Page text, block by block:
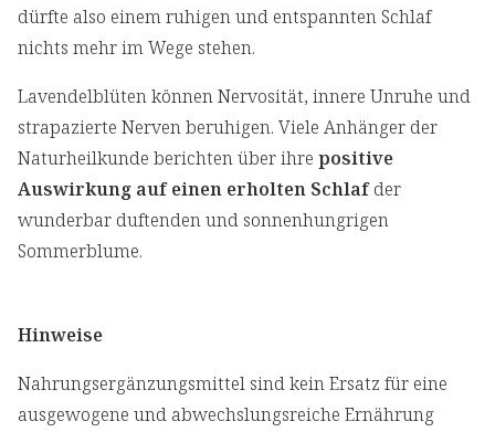
dürfte also einem ruhigen und entspannten Schlaf
nichts mehr im Wege stehen.
Lavendelblüten können Nervosität, innere Unruhe und
strapazierte Nerven beruhigen. Viele Anhänger der
Naturheilkunde berichten über ihre positive
Auswirkung auf einen erholten Schlafder
wunderbar duftenden und sonnenhungrigen
Sommerblume.
Hinweise
Nahrungsergänzungsmittel sind kein Ersatz für eine
ausgewogene und abwechslungsreiche Ernährung